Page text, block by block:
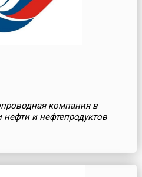
компания в
нефти и нефтепродуктов